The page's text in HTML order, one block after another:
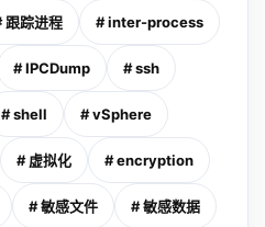
跟踪进程 # inter-process
# IPCDump # ssh
# shell # vSphere
# 虚拟化 # encryption
# 敏感文件 # 敏感数据